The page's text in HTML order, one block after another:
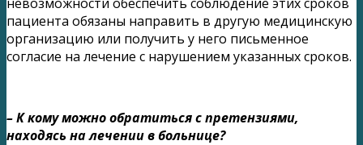
пациента обязаны направить в другую медицинскую
организацию или получить у него письменное
согласие на лечение с нарушением указанных сроков.
– К кому можно обратиться с претензиями,
находясь на лечении в больнице?